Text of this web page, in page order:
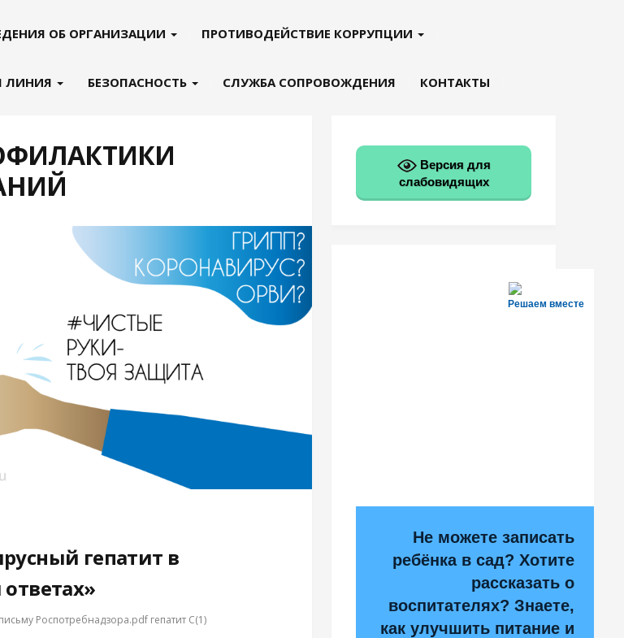
ОБ ОРГАНИЗАЦИИ ПРОТИВОДЕЙСТВИЕ КОРРУПЦИИ
ЛИНИЯ БЕЗОПАСНОСТЬ СЛУЖБА СОПРОВОЖДЕНИЯ КОНТАКТЫ
гепатит в
Роспотребнадзора.pdf гепатит С(1)
Версия для
слабовидящих
Решаем вместе
Не можете записать
ребёнка в сад? Хотите
рассказать о
воспитателях? Знаете,
как улучшить питание и